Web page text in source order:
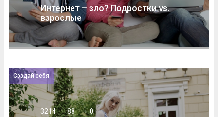
Интернет – зло? Подростки vs.
взрослые
Создай себя
3214 88 0